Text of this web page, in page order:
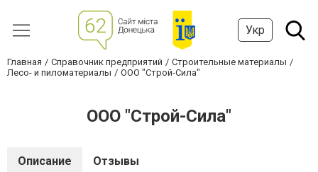
Укр
Главная Справочник предприятий
Строительные материалы
Лесо- и пиломатериалы
ООО "Строй-Сила"
ООО "Строй-Сила"
Описание Отзывы